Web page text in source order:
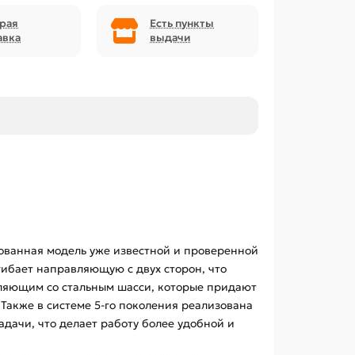
Есть пункты
выдачи
модель уже известной и проверенной
направляющую с двух сторон, что
со стальным шасси, которые придают
в системе 5-го поколения реализована
что делает работу более удобной и